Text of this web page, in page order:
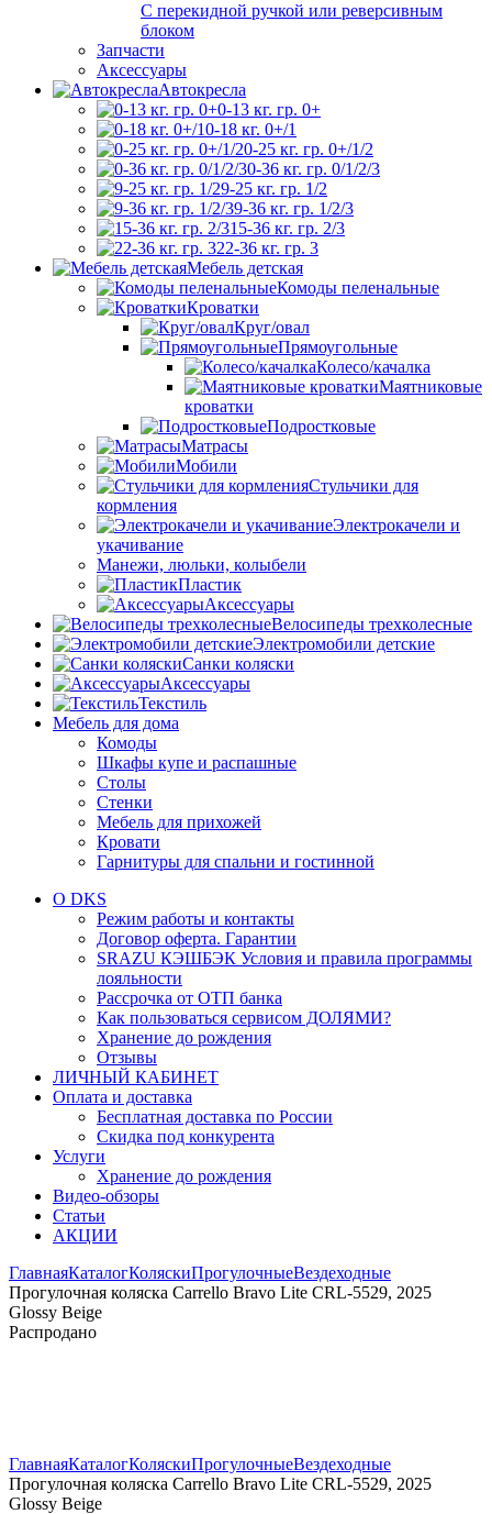
С перекидной ручкой или реверсивным
блоком
Запчасти
Аксессуары
Автокресла
0-13 кг. гр. 0+
0-18 кг. 0+/1
0-25 кг. гр. 0+/1/2
0-36 кг. гр. 0/1/2/3
9-25 кг. гр. 1/2
9-36 кг. гр. 1/2/3
15-36 кг. гр. 2/3
22-36 кг. гр. 3
Мебель детская
Комоды пеленальные
Кроватки
Круг/овал
Прямоугольные
Колесо/качалка
Маятниковые
кроватки
Подростковые
Матрасы
Мобили
Стульчики для
кормления
Электрокачели и
укачивание
Манежи, люльки, колыбели
Пластик
Аксессуары
Велосипеды трехколесные
Электромобили детские
Санки коляски
Аксессуары
Текстиль
Мебель для дома
Комоды
Шкафы купе и распашные
Столы
Стенки
Мебель для прихожей
Кровати
Гарнитуры для спальни и гостинной
О DKS
Режим работы и контакты
Договор оферта. Гарантии
SRAZU КЭШБЭК Условия и правила программы
лояльности
Рассрочка от ОТП банка
Как пользоваться сервисом ДОЛЯМИ?
Хранение до рождения
Отзывы
ЛИЧНЫЙ КАБИНЕТ
Оплата и доставка
Бесплатная доставка по России
Скидка под конкурента
Услуги
Хранение до рождения
Видео-обзоры
Статьи
АКЦИИ
ГлавнаяКаталогКоляскиПрогулочныеВездеходные
Прогулочная коляска Carrello Bravo Lite CRL-5529, 2025
Glossy Beige
Распродано
ГлавнаяКаталогКоляскиПрогулочныеВездеходные
Прогулочная коляска Carrello Bravo Lite CRL-5529, 2025
Glossy Beige